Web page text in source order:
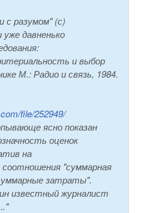
с разумом" (с)
давненько
и выбор
М.: Радио и связь, 1984.
file/252949/
ясно показан
оценок
на
соотношения "суммарная
затраты".
известный журналист